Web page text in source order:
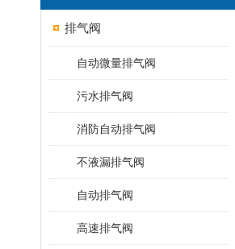
排气阀
自动微量排气阀
污水排气阀
消防自动排气阀
不液漏排气阀
自动排气阀
高速排气阀